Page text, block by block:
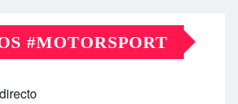
#MOTORSPORT